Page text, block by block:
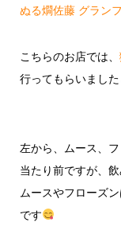
ぬる燗佐藤 グラン
こちらのお店では、
行ってもらいました
左から、ムース、
当たり前ですが、
ムースやフローズ
です